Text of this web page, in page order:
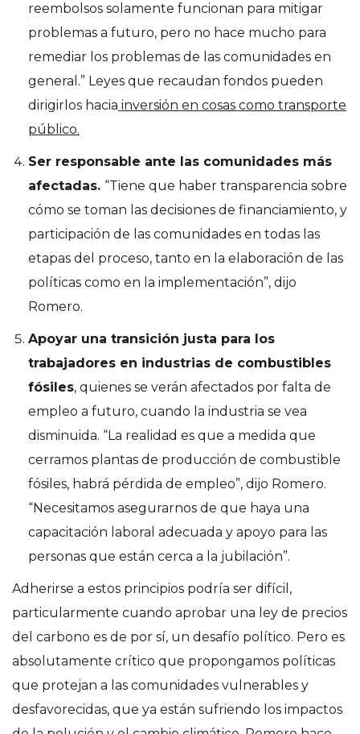
reembolsos solamente funcionan para mitigar
problemas a futuro, pero no hace mucho para
remediar los problemas de las comunidades en
general.” Leyes que recaudan fondos pueden
dirigirlos hacia inversión en cosas como transporte
público.
Ser responsable ante las comunidades más
afectadas. “Tiene que haber transparencia sobre
cómo se toman las decisiones de financiamiento, y
participación de las comunidades en todas las
etapas del proceso, tanto en la elaboración de las
políticas como en la implementación”, dijo
Romero.
Apoyar una transición justa para los
trabajadores en industrias de combustibles
fósiles, quienes se verán afectados por falta de
empleo a futuro, cuando la industria se vea
disminuida. “La realidad es que a medida que
cerramos plantas de producción de combustible
fósiles, habrá pérdida de empleo”, dijo Romero.
“Necesitamos asegurarnos de que haya una
capacitación laboral adecuada y apoyo para las
personas que están cerca a la jubilación”.
Adherirse a estos principios podría ser difícil,
particularmente cuando aprobar una ley de precios
del carbono es de por sí, un desafío político. Pero es
absolutamente crítico que propongamos políticas
que protejan a las comunidades vulnerables y
desfavorecidas, que ya están sufriendo los impactos